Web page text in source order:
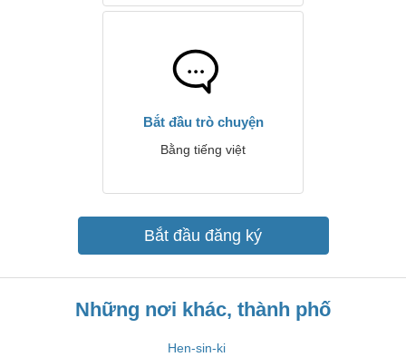
Bắt đầu trò chuyện
Bằng tiếng việt
Bắt đầu đăng ký
Những nơi khác, thành phố
Hen-sin-ki